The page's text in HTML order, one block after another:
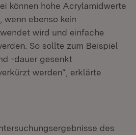
können hohe Acrylamidwerte
wenn ebenso kein
wird und einfache
So sollte zum Beispiel
-dauer gesenkt
werden“, erklärte
des